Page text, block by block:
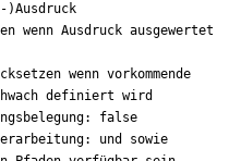
wenn Ausdruck ausgewertet
wenn vorkommende
und sowie